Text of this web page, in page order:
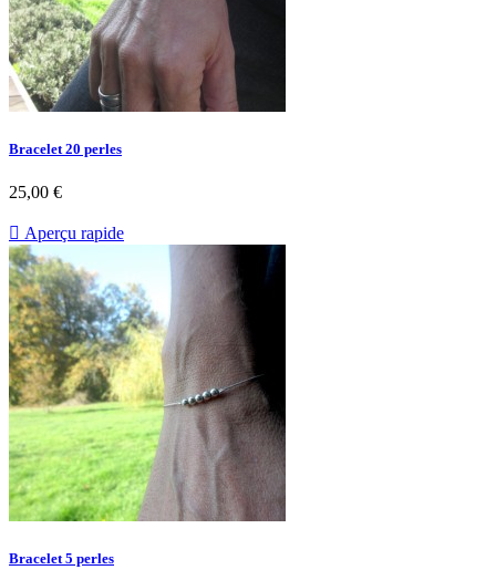
Bracelet 20 perles
25,00 €
 Aperçu rapide
Bracelet 5 perles